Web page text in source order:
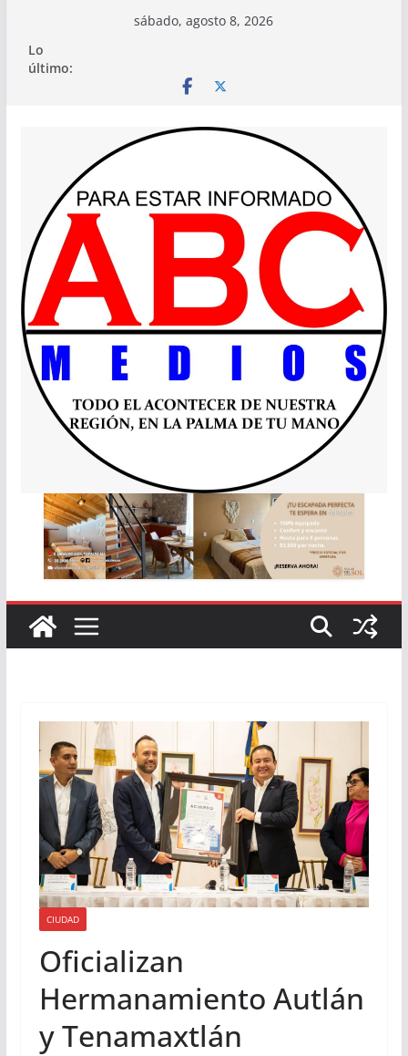
contenido
sábado, agosto 8, 2026
Lo
último:
CIUDAD
Oficializan
Hermanamiento Autlán
y Tenamaxtlán